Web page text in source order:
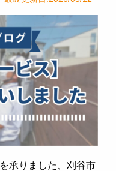
承りました、刈谷市